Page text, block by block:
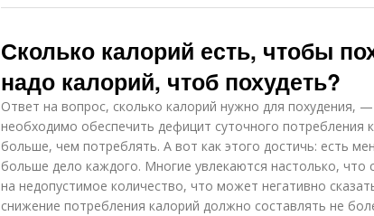
Сколько калорий есть, чтобы
надо калорий, чтоб похудеть?
Ответ на вопрос, сколько калорий нужно для похудения,
необходимо обеспечить дефицит суточного потребления
больше, чем потреблять. А вот как этого достичь: есть
больше дело каждого. Многие увлекаются настолько, что
на недопустимое количество, что может негативно
снижение потребления калорий должно составлять не